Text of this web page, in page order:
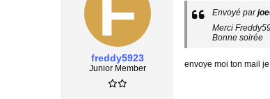
freddy5923
Junior Member
Envoyé par
Merci
Bonne soirée
envoye moi ton mail